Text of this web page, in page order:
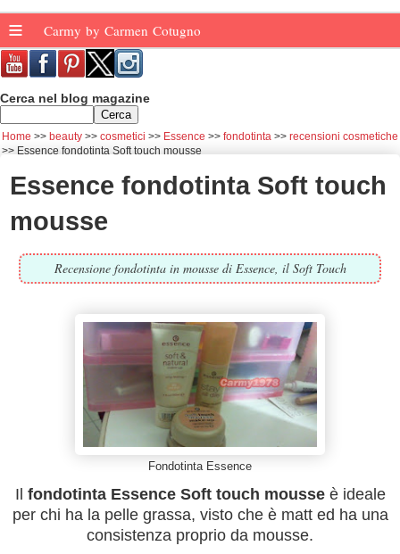
≡ Carmy by Carmen Cotugno
Cerca nel blog magazine
Home beauty cosmetici Essence fondotinta
recensioni cosmetiche
Essence fondotinta Soft touch mousse
Essence fondotinta Soft touch
mousse
Recensione fondotinta in mousse di Essence, il Soft Touch
Fondotinta Essence
Il fondotinta Essence Soft touch mousseè ideale
per chi ha la pelle grassa, visto che è matt ed ha una
consistenza proprio da mousse.